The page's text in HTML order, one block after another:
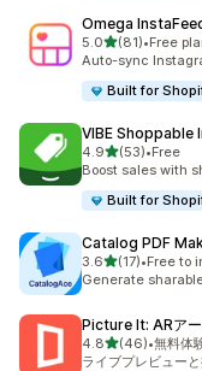
Omega
5.05つ星中
(81)
合計レビュー数：
•Free
Auto-sync
Built for
VIBE Shoppable
4.95つ星中
(53)
合計レビュー数：53
•Free
Boost sales with
Built for
Catalog PDF
3.65つ星中
(17)
合計レビュー数：
•Free to
Generate
Picture It: ARア
4.85つ星中
(46)
合計レビュー数：
•無料体
ライブプレビュー